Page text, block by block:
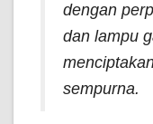
dengan
dan lampu
sempurna.